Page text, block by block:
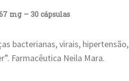
mg – 30 cápsulas
bacterianas, virais, hipertensão,
Farmacêutica Neila Mara.